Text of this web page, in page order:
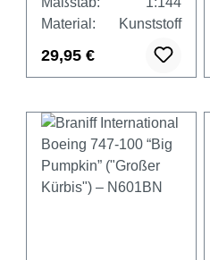
Material:
Kunststoff
29,95 €